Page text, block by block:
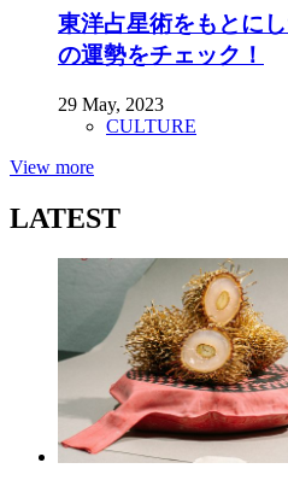
東洋占星術をもとに
の運勢をチェック！
29 May, 2023
CULTURE
View more
LATEST